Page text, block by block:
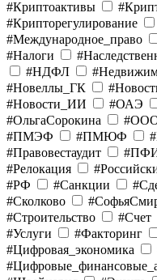
#Криптоактивы
#Крипторегулирование
#Международное_право
#Налоги
#НДФЛ
#Новеллы_ГК
#Новости_ИИ
#ОАЭ
#ОльгаСорокина
#ПМЭФ
#ПМЮФ
#Правовестаудит
#Релокация
#РФ
#Санкции
#Сколково
#Строительство
#Счет
#Услуги
#Факторинг
#Цифровая_экономика